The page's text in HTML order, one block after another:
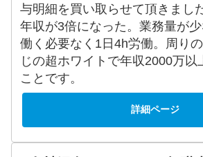
与明細を買い取らせて頂きまし
年収が3倍になった。業務量が
働く必要なく1日4h労働。周り
じの超ホワイトで年収2000万以
ことです。
詳細ページ